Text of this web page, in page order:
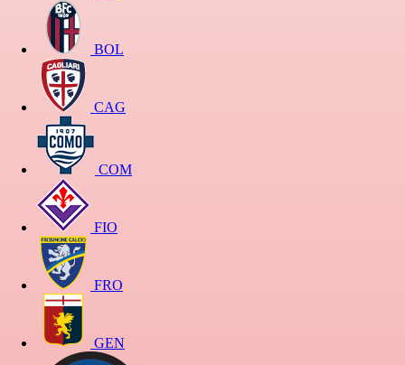
BOL
CAG
COM
FIO
FRO
GEN